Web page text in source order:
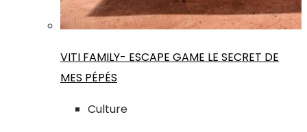
VITI FAMILY- ESCAPE GAME LE SECRET DE
MES PÉPÉS
Culture